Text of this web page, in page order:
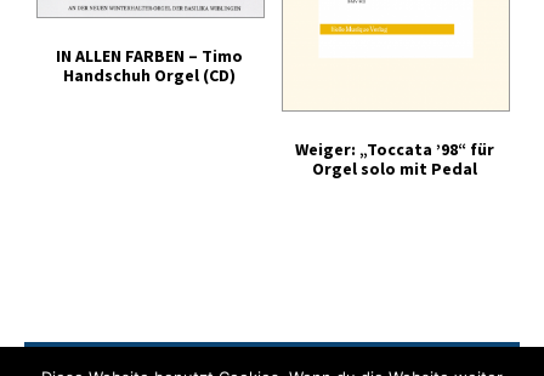
IN ALLEN FARBEN – Timo
Handschuh Orgel (CD)
Weiger: „Toccata ’98“ für
Orgel solo mit Pedal